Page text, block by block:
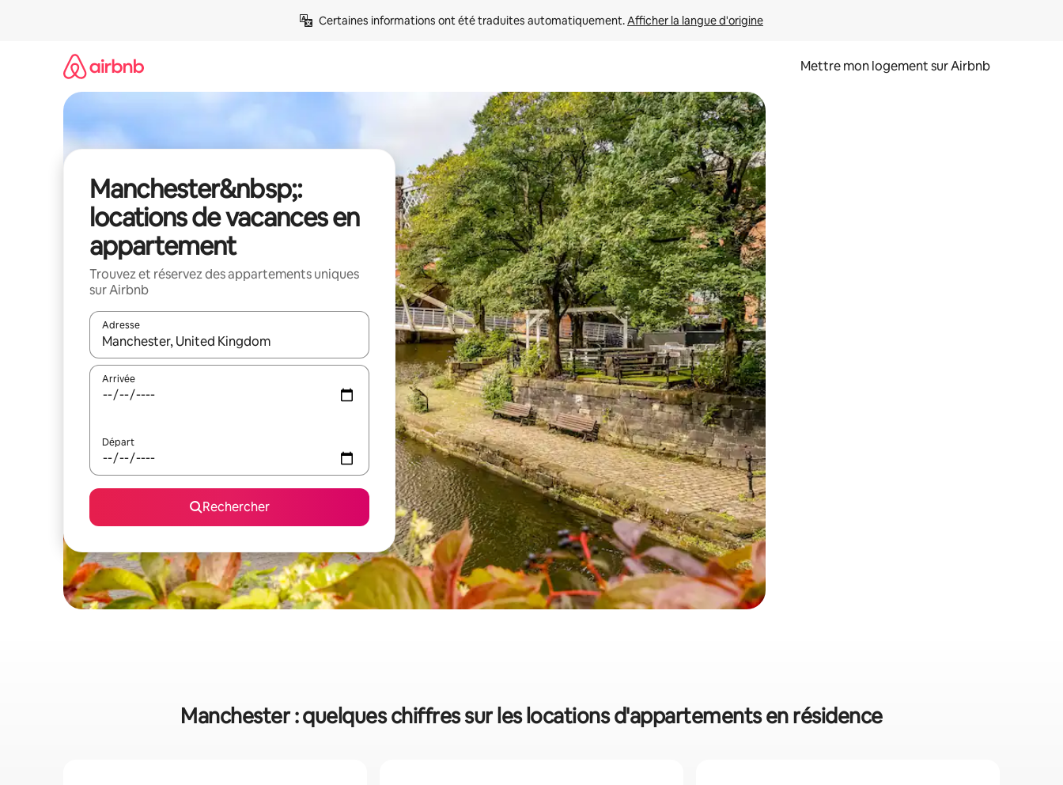
Certaines informations ont été traduites automatiquement. Afficher la langue d'origine
Mettre mon logement sur Airbnb
Manchester&nbsp;:
locations de vacances en
appartement
Trouvez et réservez des appartements uniques
sur Airbnb
Adresse
Lorsque les résultats s'affichent, utilisez les flèches vers le haut et vers le bas pour les parcourir ou en appuyant et en faisant glisser.
Arrivée
Départ
Rechercher
Manchester : quelques chiffres sur les locations d'appartements en résidence